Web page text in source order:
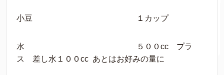
小豆 １カップ
水 ５００cc プラ
ス 差し水１００cc あとはお好みの量に